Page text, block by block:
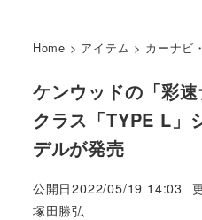
Home > アイテム > カーナビ
ケンウッドの「彩
クラス「TYPE L」
デルが発売
公開日2022/05/19 14:03
著
塚田勝弘